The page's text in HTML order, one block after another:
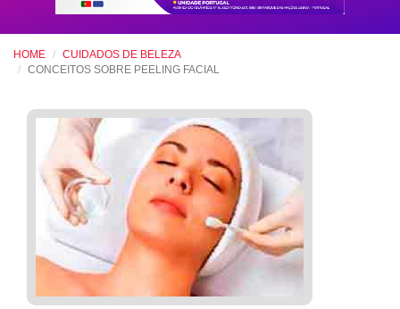
HOME
CUIDADOS DE BELEZA
CONCEITOS SOBRE PEELING FACIAL